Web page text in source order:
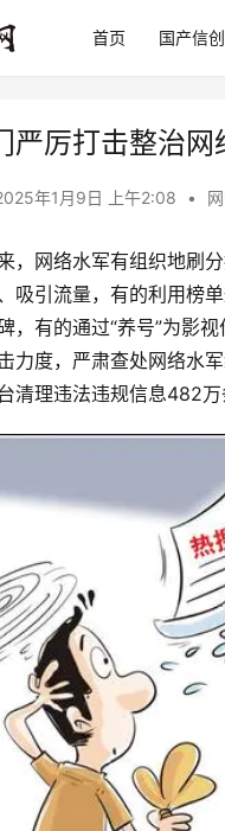
首页 国产信创
严厉打击整治网
年1月9日 上午2:08 •
，网络水军有组织地刷
吸引流量，有的利用榜
，有的通过“养号”为影
力度，严肃查处网络水
清理违法违规信息482